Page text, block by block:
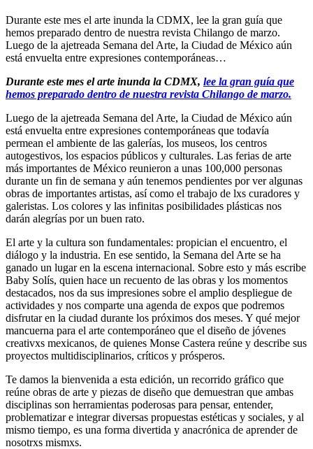
Durante este mes el arte inunda la CDMX, lee la gran guía que
hemos preparado dentro de nuestra revista Chilango de marzo.
Luego de la ajetreada Semana del Arte, la Ciudad de México aún
está envuelta entre expresiones contemporáneas…
Durante este mes el arte inunda la CDMX, lee la gran guía que
hemos preparado dentro de nuestra revista Chilango de marzo.
Luego de la ajetreada Semana del Arte, la Ciudad de México aún
está envuelta entre expresiones contemporáneas que todavía
permean el ambiente de las galerías, los museos, los centros
autogestivos, los espacios públicos y culturales. Las ferias de arte
más importantes de México reunieron a unas 100,000 personas
durante un fin de semana y aún tenemos pendientes por ver algunas
obras de importantes artistas, así como el trabajo de lxs curadores y
galeristas. Los colores y las infinitas posibilidades plásticas nos
darán alegrías por un buen rato.
El arte y la cultura son fundamentales: propician el encuentro, el
diálogo y la industria. En ese sentido, la Semana del Arte se ha
ganado un lugar en la escena internacional. Sobre esto y más escribe
Baby Solís, quien hace un recuento de las obras y los momentos
destacados, nos da sus impresiones sobre el amplio despliegue de
actividades y nos comparte una agenda de expos que podremos
disfrutar en la ciudad durante los próximos dos meses. Y qué mejor
mancuerna para el arte contemporáneo que el diseño de jóvenes
creativxs mexicanos, de quienes Monse Castera reúne y describe sus
proyectos multidisciplinarios, críticos y prósperos.
Te damos la bienvenida a esta edición, un recorrido gráfico que
reúne obras de arte y piezas de diseño que demuestran que ambas
disciplinas son herramientas poderosas para pensar, entender,
problematizar e integrar diversas propuestas estéticas y sociales, y al
mismo tiempo, es una forma divertida y anacrónica de aprender de
nosotrxs mismxs.